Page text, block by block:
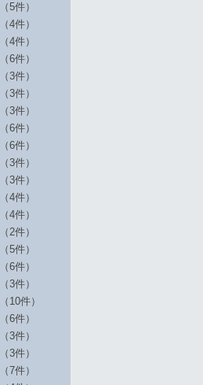
（5件）
（4件）
（4件）
（6件）
（3件）
（3件）
（3件）
（6件）
（6件）
（3件）
（3件）
（4件）
（4件）
（2件）
（5件）
（6件）
（3件）
（10件）
（6件）
（3件）
（3件）
（7件）